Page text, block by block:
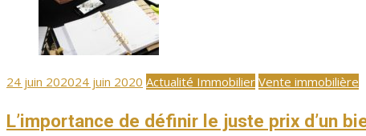
Publié
24 juin 202024 juin 2020 Actualité Immobilier Vente immobilière
L’importance de définir le juste prix d’un